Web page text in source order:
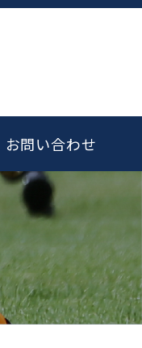
お問い合わせ